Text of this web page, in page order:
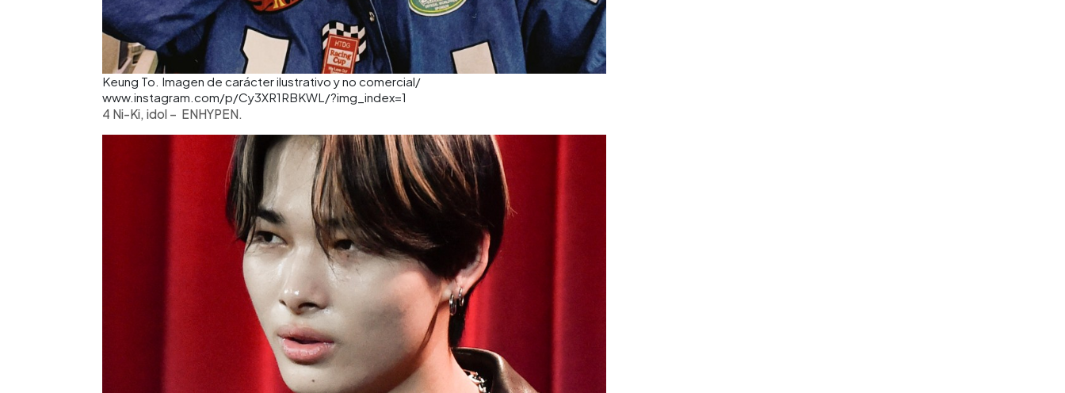
Keung To. Imagen de carácter ilustrativo y no comercial/
www.instagram.com/p/Cy3XR1RBKWL/?img_index=1
4 Ni-Ki, idol – ENHYPEN.